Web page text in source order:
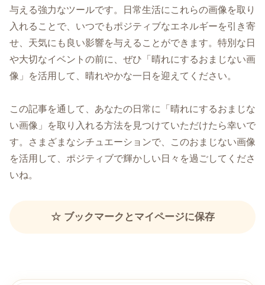
与える強力なツールです。日常生活にこれらの画像を取り
入れることで、いつでもポジティブなエネルギーを引き寄
せ、天気にも良い影響を与えることができます。特別な日
や大切なイベントの前に、ぜひ「晴れにするおまじない画
像」を活用して、晴れやかな一日を迎えてください。
この記事を通して、あなたの日常に「晴れにするおまじな
い画像」を取り入れる方法を見つけていただけたら幸いで
す。さまざまなシチュエーションで、このおまじない画像
を活用して、ポジティブで輝かしい日々を過ごしてくださ
いね。
☆ ブックマークとマイページに保存